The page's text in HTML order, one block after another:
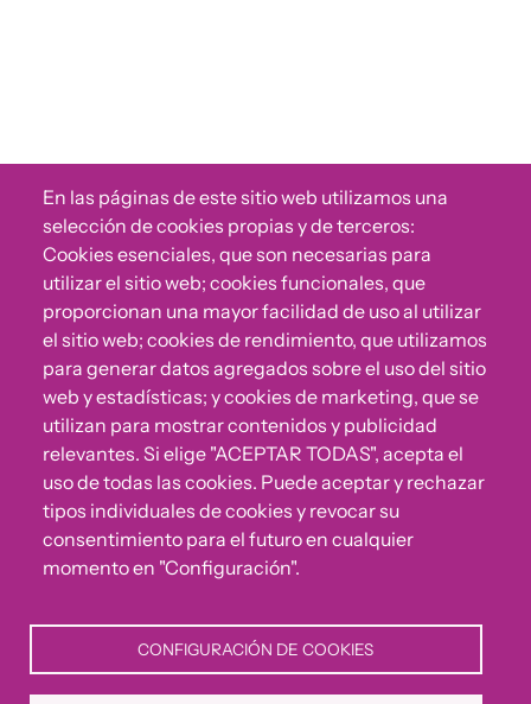
En las páginas de este sitio web utilizamos una
selección de cookies propias y de terceros:
Cookies esenciales, que son necesarias para
utilizar el sitio web; cookies funcionales, que
proporcionan una mayor facilidad de uso al utilizar
el sitio web; cookies de rendimiento, que utilizamos
para generar datos agregados sobre el uso del sitio
web y estadísticas; y cookies de marketing, que se
utilizan para mostrar contenidos y publicidad
relevantes. Si elige "ACEPTAR TODAS", acepta el
uso de todas las cookies. Puede aceptar y rechazar
tipos individuales de cookies y revocar su
consentimiento para el futuro en cualquier
momento en "Configuración".
CONFIGURACIÓN DE COOKIES